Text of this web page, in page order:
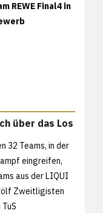
REWE Final4 in
über das Los
32 Teams, in der
eingreifen,
aus der LIQUI
Zweitligisten